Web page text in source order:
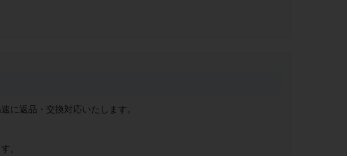
に返品・交換対応いたします。
。